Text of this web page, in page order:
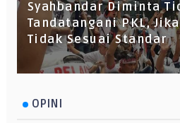
Syahbandar Diminta
Tandatangani PKL,
Tidak Sesuai Standar
OPINI